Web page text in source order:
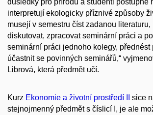
důsledky pro přírodu a studenti postupně
interpretují ekologicky příznivé způsoby
musejí v semestru číst zadanou
diskutovat, zpracovat seminární práci a
seminární práci jednoho kolegy, přednést
účastnit se povinných seminářů,“
Librová, která předmět učí.
Kurz Ekonomie a životní prostředí II
sice
stejnojmenný předmět s číslicí I, je ale